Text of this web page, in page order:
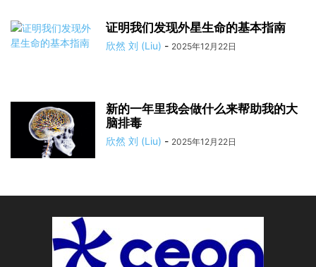
证明我们发现外星生命的基本指南
欣然 刘 (Liu) - 2025年12月22日
新的一年里我会做什么来帮助我的大
脑排毒
欣然 刘 (Liu) - 2025年12月22日